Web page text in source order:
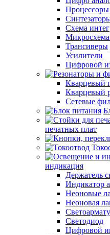
Схема
Микросхема
Трансиверы
Усилители
Цифровой
Кварцевый
Кварцевый
Сетевые
печатных плат
индикация
Держатель
Индикатор
Неоновые
Неоновая
Светодиод
Цифровой